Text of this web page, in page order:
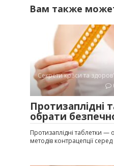
Вам также
Секрети краси та
Протизаплідні
обрати
Протизаплідні таблетки
методів контрацепції